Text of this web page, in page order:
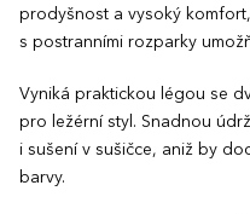
prodyšnost a vysoký
s postranními rozparky
Vyniká praktickou légou se
pro ležérní styl. Snadnou
i sušení v sušičce, aniž by
barvy.